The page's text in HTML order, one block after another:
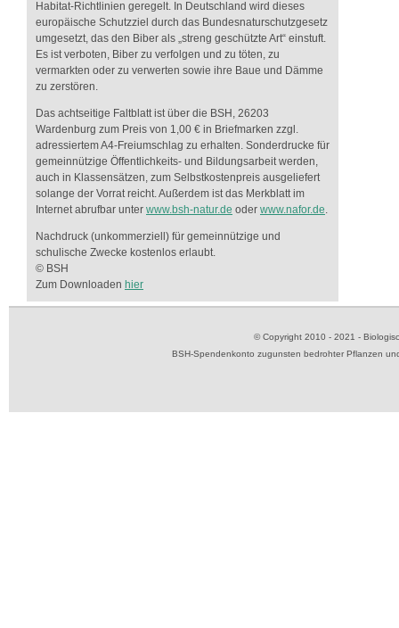
Habitat-Richtlinien geregelt. In Deutschland wird dieses
europäische Schutzziel durch das Bundesnaturschutzgesetz
umgesetzt, das den Biber als „streng geschützte Art“ einstuft.
Es ist verboten, Biber zu verfolgen und zu töten, zu
vermarkten oder zu verwerten sowie ihre Baue und Dämme
zu zerstören.
Das achtseitige Faltblatt ist über die BSH, 26203
Wardenburg zum Preis von 1,00 € in Briefmarken zzgl.
adressiertem A4-Freiumschlag zu erhalten. Sonderdrucke für
gemeinnützige Öffentlichkeits- und Bildungsarbeit werden,
auch in Klassensätzen, zum Selbstkostenpreis ausgeliefert
solange der Vorrat reicht. Außerdem ist das Merkblatt im
Internet abrufbar unter www.bsh-natur.de oder www.nafor.de.
Nachdruck (unkommerziell) für gemeinnützige und
schulische Zwecke kostenlos erlaubt.
© BSH
Zum Downloaden hier
© Copyright 2010 - 2021 -
BSH-Spendenkonto zugunsten bedrohter Pflanzen